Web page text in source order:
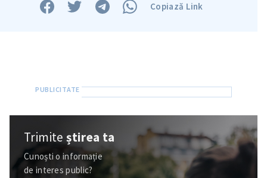
Copiază Link
Trimiteștirea ta
Cunoști o informație
de interes public?